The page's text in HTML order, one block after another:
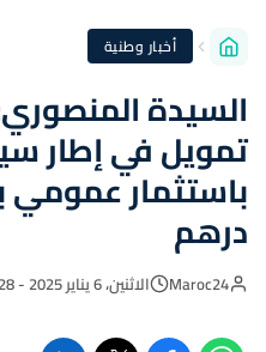
أخبار وطنية
تمويل في إطار
درهم
Maroc24 الاثنين، 6 يناير 2025 - 19:28